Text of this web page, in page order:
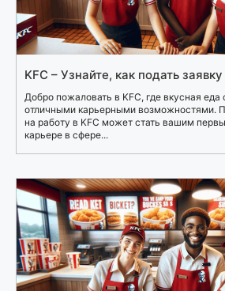
KFC – Узнайте, как подать
Добро пожаловать в KFC, где вкусная еда
отличными карьерными возможностями.
на работу в KFC может стать вашим
карьере в сфере...